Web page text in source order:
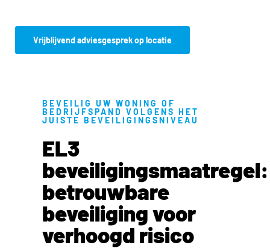
Downloads
Vrijblijvend adviesgesprek op locatie
BEVEILIG UW WONING OF
BEDRIJFSPAND VOLGENS HET
JUISTE BEVEILIGINGSNIVEAU
EL3
beveiligingsmaatregel:
betrouwbare
beveiliging voor
verhoogd risico